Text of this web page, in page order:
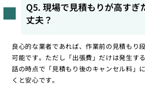
Q5. 現場で見積もりが高すぎ
丈夫？
良心的な業者であれば、作業前の見積もり
可能です。ただし「出張費」だけは発生す
話の時点で「見積もり後のキャンセル料」
くと安心です。